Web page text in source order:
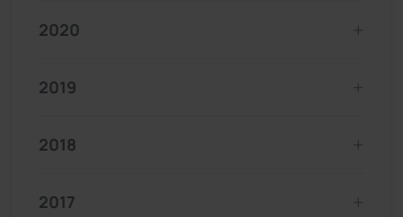
2020
2019
2018
2017